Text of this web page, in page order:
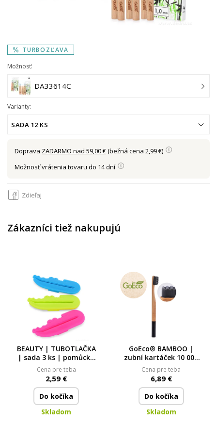
TURBOZĽAVA
Možnosť:
DA33614C
Varianty:
SADA 12 KS
Doprava ZADARMO nad 59,00 €(bežná cena 2,99 €)
Možnosť vrátenia tovaru do 14 dní
Zdieľaj
Zákazníci tiež nakupujú
BEAUTY | TUBOTLAČKA
| sada 3 ks | pomůcka
na vytlačování tub |
pro pasty, krémy i gely
Cena pre teba
2,59 €
Do kočíka
Skladom
GoEco® BAMBOO |
zubní kartáček 10 000
vláken | ultra jemné a
husté štětinky | černý
Cena pre teba
6,89 €
Do kočíka
Skladom